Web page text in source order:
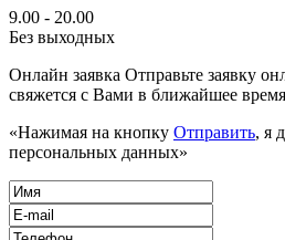
9.00 - 20.00
Без выходных
Онлайн заявка Отправьте заявку
свяжется с Вами в ближайшее
«Нажимая на кнопку Отправить, я
персональных данных»